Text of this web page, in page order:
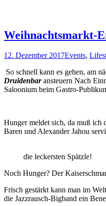
Weihnachtsmarkt-
12. Dezember 2017Events,
So schnell kann es gehen, am
Druidenbaransteuern Nach
Saloonium beim Gastro-
Hunger meldet sich, da muß ich
Baren und Alexander Jahou
die leckersten Spätzle!
Noch Hunger? Der
Frisch gestärkt kann man im
die Jazzrausch-Bigband ein